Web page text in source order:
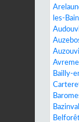
les-
Bailly-
Bazinval